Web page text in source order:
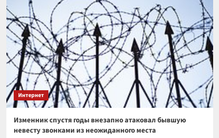
Интернет
Изменник спустя годы внезапно атаковал бывшую
невесту звонками из неожиданного места